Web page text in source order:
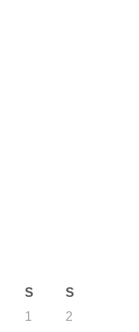
S
S
1
2